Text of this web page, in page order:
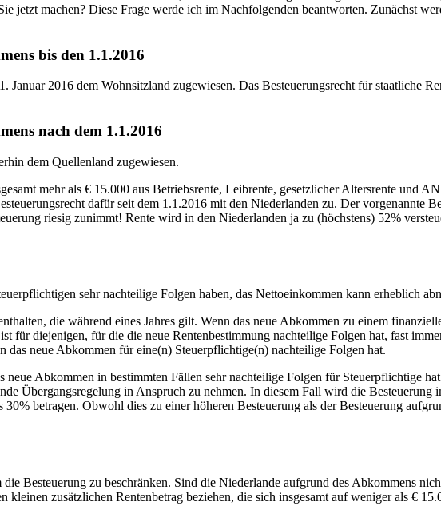
jetzt machen? Diese Frage werde ich im Nachfolgenden beantworten. Zunächst
bis den 1.1.2016
Januar 2016 dem Wohnsitzland zugewiesen. Das Besteuerungsrecht für staatliche
nach dem 1.1.2016
dem Quellenland zugewiesen.
mehr als € 15.000 aus Betriebsrente, Leibrente, gesetzlicher Altersrente und
dafür seit dem 1.1.2016 mit den Niederlanden zu. Der vorgenannte
riesig zunimmt! Rente wird in den Niederlanden ja zu (höchstens) 52%
sehr nachteilige Folgen haben, das Nettoeinkommen kann erheblich
die während eines Jahres gilt. Wenn das neue Abkommen zu einem
für diejenigen, für die die neue Rentenbestimmung nachteilige Folgen hat, fast
neue Abkommen für eine(n) Steuerpflichtige(n) nachteilige Folgen hat.
neue Abkommen in bestimmten Fällen sehr nachteilige Folgen für Steuerpflichtige
Übergangsregelung in Anspruch zu nehmen. In diesem Fall wird die Besteuerung
betragen. Obwohl dies zu einer höheren Besteuerung als der Besteuerung
Besteuerung zu beschränken. Sind die Niederlande aufgrund des Abkommens
kleinen zusätzlichen Rentenbetrag beziehen, die sich insgesamt auf weniger als €